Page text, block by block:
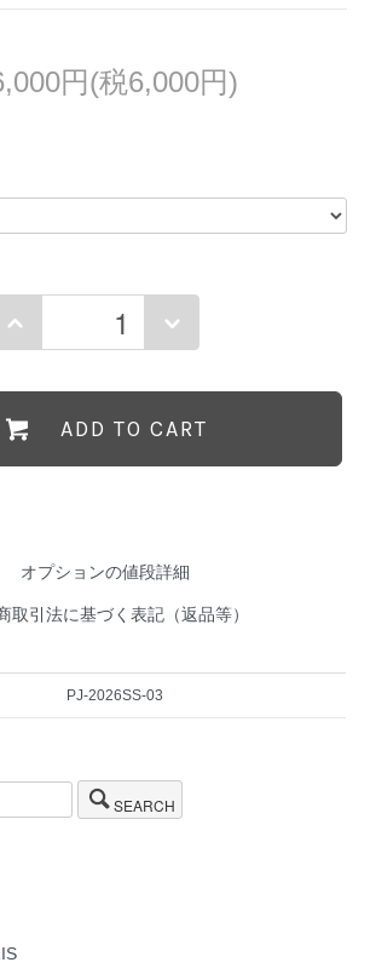
円(税6,000円)
ADD TO CART
オプションの値段詳細
取引法に基づく表記（返品等）
PJ-2026SS-03
SEARCH